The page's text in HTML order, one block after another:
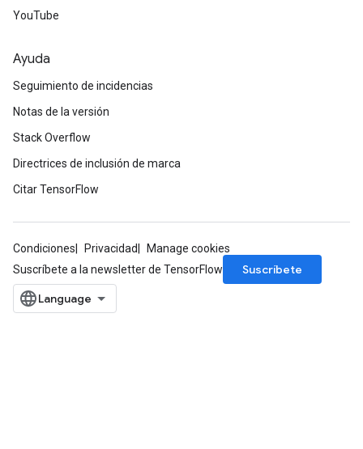
YouTube
Ayuda
Seguimiento de incidencias
Notas de la versión
Stack Overflow
Directrices de inclusión de marca
Citar TensorFlow
Condiciones Privacidad
Manage cookies
Suscríbete a la newsletter de TensorFlow
Suscríbete